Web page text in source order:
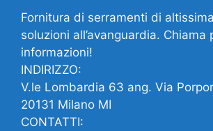
Fornitura di serramenti di
soluzioni all’avanguardia. Chiama
informazioni!
INDIRIZZO:
V.le Lombardia 63 ang. Via
20131 Milano MI
CONTATTI: